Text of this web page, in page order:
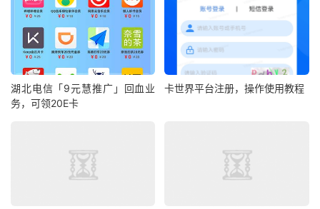
湖北电信「9元慧推广」回血业
务，可领20E卡
卡世界平台注册，操作使用教程